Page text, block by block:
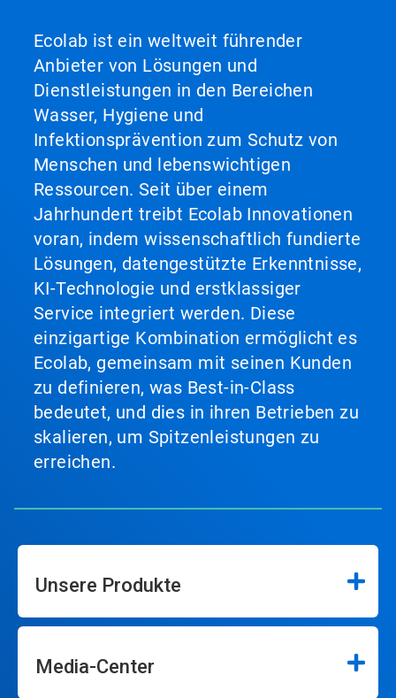
Ecolab ist ein weltweit führender
Anbieter von Lösungen und
Dienstleistungen in den Bereichen
Wasser, Hygiene und
Infektionsprävention zum Schutz von
Menschen und lebenswichtigen
Ressourcen. Seit über einem
Jahrhundert treibt Ecolab Innovationen
voran, indem wissenschaftlich fundierte
Lösungen, datengestützte Erkenntnisse,
KI-Technologie und erstklassiger
Service integriert werden. Diese
einzigartige Kombination ermöglicht es
Ecolab, gemeinsam mit seinen Kunden
zu definieren, was Best-in-Class
bedeutet, und dies in ihren Betrieben zu
skalieren, um Spitzenleistungen zu
erreichen.
Unsere Produkte
Media-Center